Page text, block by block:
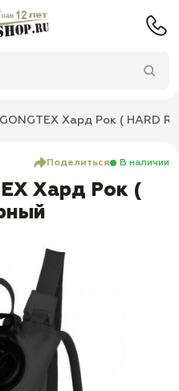
Хард Рок ( HARD
Поделиться В наличии
Хард Рок (